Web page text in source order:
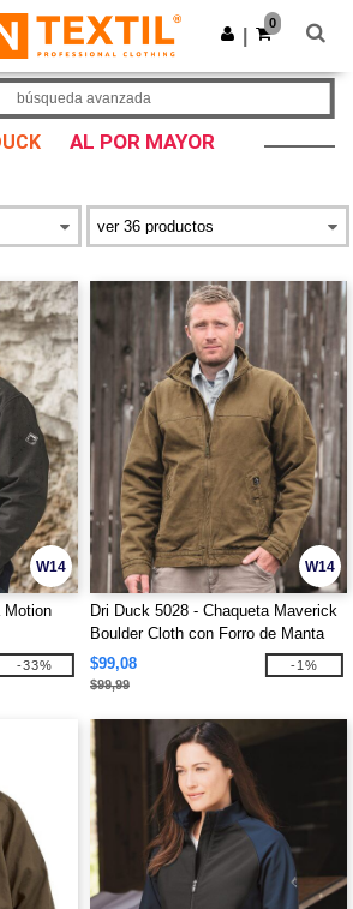
en app!
Descargar app
0
AL POR MAYOR
búsqueda avanzada
W14
Motion
-33%
W14
Dri Duck 5028 - Chaqueta Maverick
Boulder Cloth con Forro de Manta
$99,08
$99,99
-1%